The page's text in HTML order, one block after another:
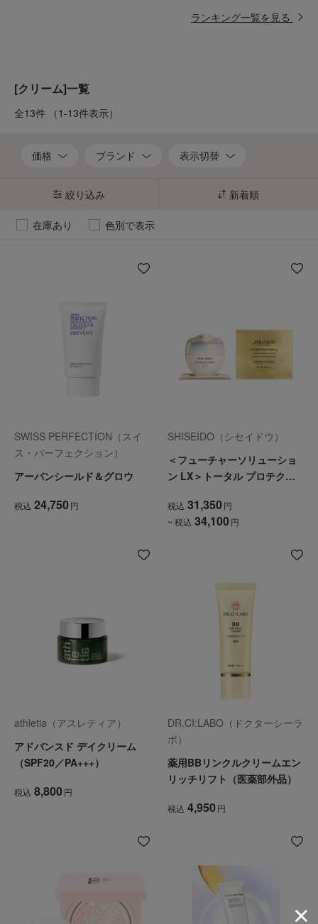
ランキング一覧を見る
[クリーム]一覧
全13件 （1-13件表示）
価格 ブランド 表示切替
絞り込み 新着順
在庫あり 色別で表示
SWISS PERFECTION（スイ
ス・パーフェクション）
アーバンシールド＆グロウ
税込 24,750円
SHISEIDO（シセイドウ）
＜フューチャーソリューショ
ン LX＞トータル プロテクテ
税込 31,350円
~ 税込 34,100円
athletia（アスレティア）
アドバンスド デイクリーム
（SPF20／PA+++）
税込 8,800円
DR.CI:LABO（ドクターシーラ
ボ）
薬用BBリンクルクリームエン
リッチリフト（医薬部外品）
税込 4,950円